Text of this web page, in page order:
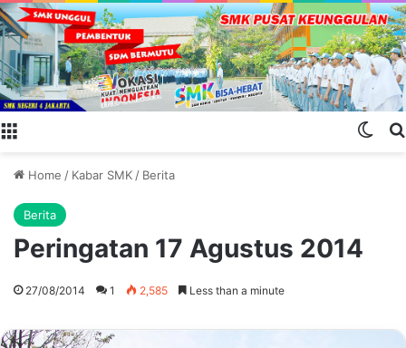
Home / Kabar SMK / Berita
Berita
Peringatan 17 Agustus 2014
27/08/2014 1 2,585 Less than a minute